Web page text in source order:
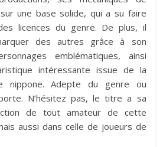
une base solide, qui a su faire
licences du genre. De plus, il
des autres grâce à son
emblématiques, ainsi
intéressante issue de la
nippone. Adepte du genre ou
N’hésitez pas, le titre a sa
de tout amateur de cette
aussi dans celle de joueurs de